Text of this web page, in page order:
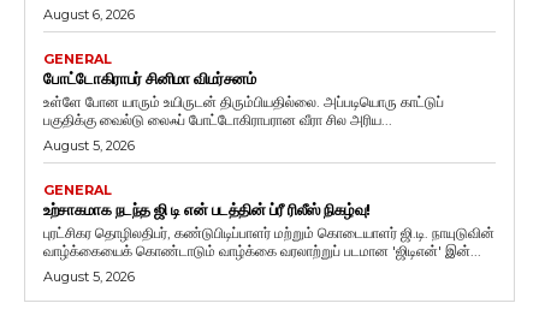
August 6, 2026
GENERAL
போட்டோகிராபர் சினிமா விமர்சனம்
உள்ளே போன யாரும் உயிருடன் திரும்பியதில்லை. அப்படியொரு காட்டுப்
பகுதிக்கு வைல்டு லைஃப் போட்டோகிராபரான வீரா சில அரிய...
August 5, 2026
GENERAL
உற்சாகமாக நடந்த ஜி டி என் படத்தின் ப்ரீ ரிலீஸ் நிகழ்வு!
புரட்சிகர தொழிலதிபர், கண்டுபிடிப்பாளர் மற்றும் கொடையாளர் ஜி.டி. நாயுடுவின்
வாழ்க்கையைக் கொண்டாடும் வாழ்க்கை வரலாற்றுப் படமான 'ஜிடிஎன்' இன்...
August 5, 2026